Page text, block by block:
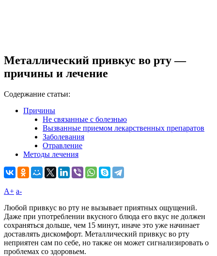
Металлический привкус во рту —
причины и лечение
Содержание статьи:
Причины
Не связанные с болезнью
Вызванные приемом лекарственных препаратов
Заболевания
Отравление
Методы лечения
A+ а-
Любой привкус во рту не вызывает приятных ощущений.
Даже при употреблении вкусного блюда его вкус не должен
сохраняться дольше, чем 15 минут, иначе это уже начинает
доставлять дискомфорт. Металлический привкус во рту
неприятен сам по себе, но также он может сигнализировать о
проблемах со здоровьем.